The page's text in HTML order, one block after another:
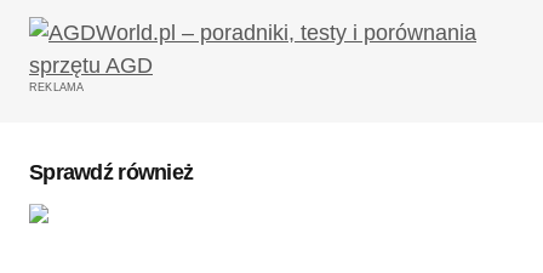
Twój adres email nie zostanie opublikowany.
Wymagane pola są oznaczone
REKLAMA
Sprawdź również